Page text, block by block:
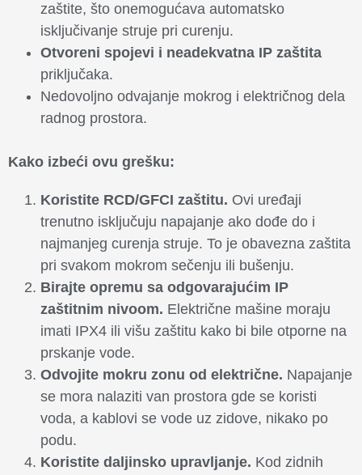
zaštite, što onemogućava automatsko
isključivanje struje pri curenju.
Otvoreni spojevi i neadekvatna IP zaštita
priključaka.
Nedovoljno odvajanje mokrog i električnog dela
radnog prostora.
Kako izbeći ovu grešku:
Koristite RCD/GFCI zaštitu. Ovi uređaji
trenutno isključuju napajanje ako dođe do i
najmanjeg curenja struje. To je obavezna zaštita
pri svakom mokrom sečenju ili bušenju.
Birajte opremu sa odgovarajućim IP
zaštitnim nivoom. Električne mašine moraju
imati IPX4 ili višu zaštitu kako bi bile otporne na
prskanje vode.
Odvojite mokru zonu od električne. Napajanje
se mora nalaziti van prostora gde se koristi
voda, a kablovi se vode uz zidove, nikako po
podu.
Koristite daljinsko upravljanje. Kod zidnih